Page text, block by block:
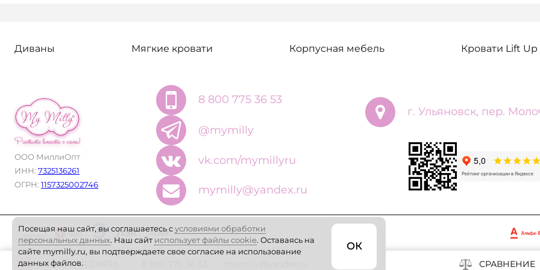
1700
Категория ткани:
1 категория
Ящик
Ящик для белья
Диваны Мягкие кровати Корпусная мебель Кровати Lift Up
ООО МиллиОпт
ИНН: 7325136261
ОГРН: 1157325002746
8 800 775 36 53
@mymilly
vk.com/mymillyru
mymilly@yandex.ru
г. Ульяновск, пер.
ОБРАТНАЯ СВЯЗЬ СРАВНЕНИЕ
Посещая наш сайт, вы соглашаетесь сусловиями обработки
персональных данных. Наш сайт использует файлы cookie. Оставаясь на
сайте mymilly.ru, вы подтверждаете свое согласие на использование
данных файлов.
ОК